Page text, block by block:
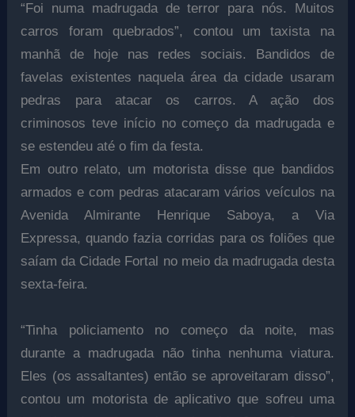
“Foi numa madrugada de terror para nós. Muitos
carros foram quebrados”, contou um taxista na
manhã de hoje nas redes sociais. Bandidos de
favelas existentes naquela área da cidade usaram
pedras para atacar os carros. A ação dos
criminosos teve início no começo da madrugada e
se estendeu até o fim da festa.
Em outro relato, um motorista disse que bandidos
armados e com pedras atacaram vários veículos na
Avenida Almirante Henrique Saboya, a Via
Expressa, quando fazia corridas para os foliões que
saíam da Cidade Fortal no meio da madrugada desta
sexta-feira.
“Tinha policiamento no começo da noite, mas
durante a madrugada não tinha nenhuma viatura.
Eles (os assaltantes) então se aproveitaram disso”,
contou um motorista de aplicativo que sofreu uma